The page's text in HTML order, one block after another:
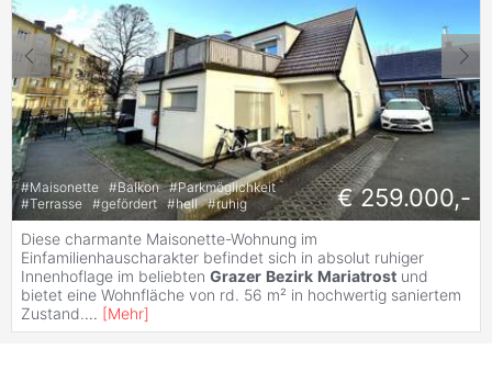
#Maisonette #Balkon #Parkmöglichkeit
#Terrasse #gefördert #hell #ruhig € 259.000,-
Diese charmante Maisonette-Wohnung im
Einfamilienhauscharakter befindet sich in absolut ruhiger
Innenhoflage im beliebten Grazer Bezirk Mariatrost und
bietet eine Wohnfläche von rd. 56 m² in hochwertig saniertem
Zustand.... [Mehr]